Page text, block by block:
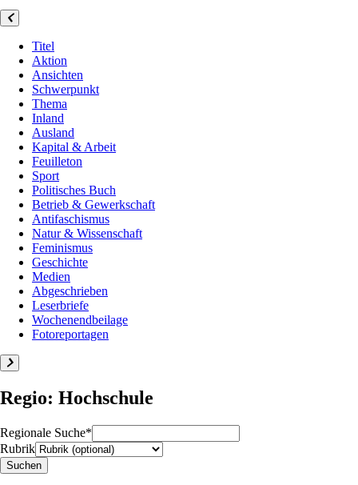
Titel
Aktion
Ansichten
Schwerpunkt
Thema
Inland
Ausland
Kapital & Arbeit
Feuilleton
Sport
Politisches Buch
Betrieb & Gewerkschaft
Antifaschismus
Natur & Wissenschaft
Feminismus
Geschichte
Medien
Abgeschrieben
Leserbriefe
Wochenendbeilage
Fotoreportagen
Regio: Hochschule
Regionale Suche*
Rubrik